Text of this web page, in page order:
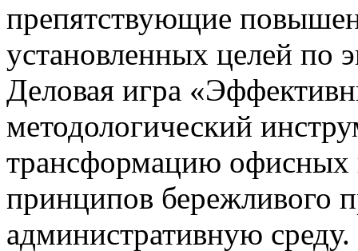
препятствующие
установленных целей по
Деловая игра
методологический
трансформацию офисных
принципов бережливого
административную